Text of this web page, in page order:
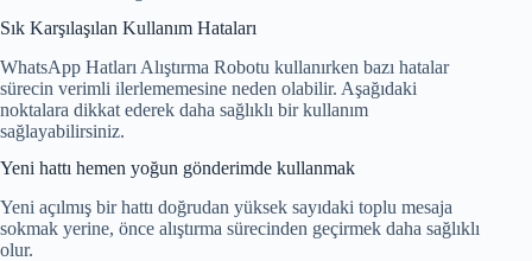
Sık Karşılaşılan Kullanım Hataları
WhatsApp Hatları Alıştırma Robotu kullanırken bazı hatalar
sürecin verimli ilerlememesine neden olabilir. Aşağıdaki
noktalara dikkat ederek daha sağlıklı bir kullanım
sağlayabilirsiniz.
Yeni hattı hemen yoğun gönderimde kullanmak
Yeni açılmış bir hattı doğrudan yüksek sayıdaki toplu mesaja
sokmak yerine, önce alıştırma sürecinden geçirmek daha sağlıklı
olur.